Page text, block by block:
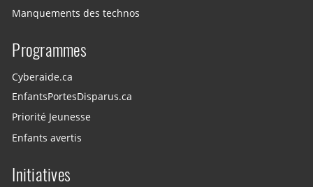
Manquements des technos
Programmes
Cyberaide.ca
EnfantsPortesDisparus.ca
Priorité Jeunesse
Enfants avertis
Initiatives